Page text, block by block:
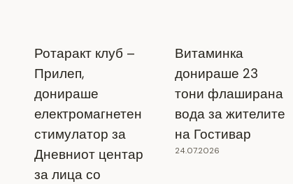
Ротаракт клуб –
Прилеп,
донираше
електромагнетен
стимулатор за
Дневниот центар
за лица со
Витаминка
донираше 23
тони флаширана
вода за жителите
на Гостивар
24.07.2026